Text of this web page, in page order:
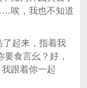
唉，我也不知道
了起来，指着我
食言幺？好，
跟着你一起